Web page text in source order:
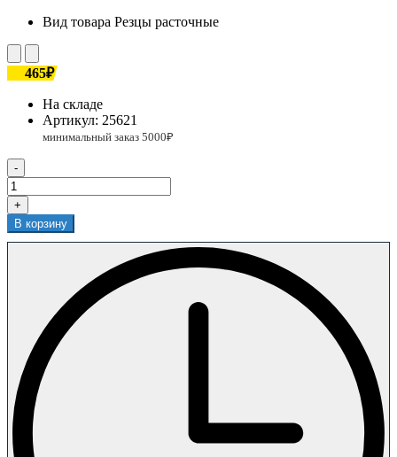
Вид товара Резцы расточные
465₽
На складе
Артикул: 25621
-
+
В корзину